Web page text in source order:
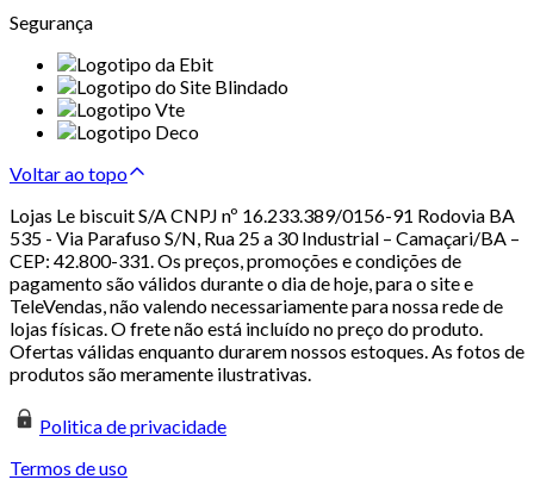
Segurança
Voltar ao topo
Lojas Le biscuit S/A CNPJ nº 16.233.389/0156-91 Rodovia BA
535 - Via Parafuso S/N, Rua 25 a 30 Industrial – Camaçari/BA –
CEP: 42.800-331. Os preços, promoções e condições de
pagamento são válidos durante o dia de hoje, para o site e
TeleVendas, não valendo necessariamente para nossa rede de
lojas físicas. O frete não está incluído no preço do produto.
Ofertas válidas enquanto durarem nossos estoques. As fotos de
produtos são meramente ilustrativas.
Politica de privacidade
Termos de uso